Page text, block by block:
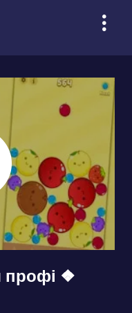
профі ❖